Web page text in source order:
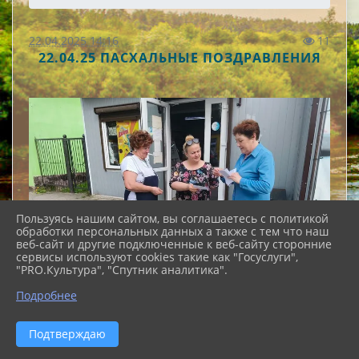
22.04.2025 14:16 11
22.04.25 ПАСХАЛЬНЫЕ ПОЗДРАВЛЕНИЯ
Сегодня в нашем городе прошла уличная акция,
Пользуясь нашим сайтом, вы соглашаетесь с политикой
обработки персональных данных а также с тем что наш
веб-сайт и другие подключенные к веб-сайту сторонние
сервисы используют cookies такие как "Госуслуги",
"PRO.Культура", "Спутник аналитика".
Подробнее
Подтверждаю